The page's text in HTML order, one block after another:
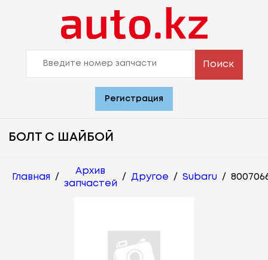
Поиск
Регистрация
БОЛТ С ШАЙБОЙ
Главная /
Архив
запчастей
/ Другое / Subaru /